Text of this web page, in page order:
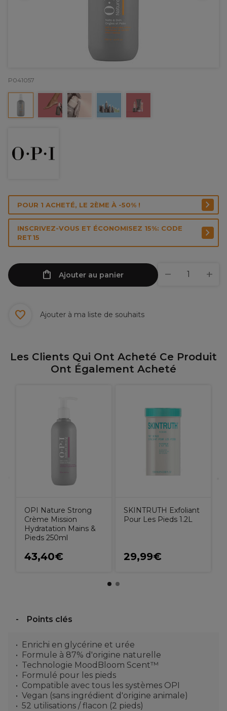
P041057
POUR 1 ACHETÉ, LE 2ÈME À -50% !
INSCRIVEZ-VOUS ET ÉCONOMISEZ 15%: CODE
RET15
Ajouter au panier
Ajouter à ma liste de souhaits
Les Clients Qui Ont Acheté Ce Produit
Ont Également Acheté
OPI Nature Strong
Crème Mission
Hydratation Mains &
Pieds 250ml
43,40€
SKINTRUTH Exfoliant
Pour Les Pieds 1.2L
29,99€
Points clés
Enrichi en glycérine et urée
Formule à 87% d'origine naturelle
Technologie MoodBloom Scent™
Formulé pour les pieds
Compatible avec tous les systèmes OPI
Vegan (sans ingrédient d'origine animale)
52 utilisations / flacon (2 pieds)